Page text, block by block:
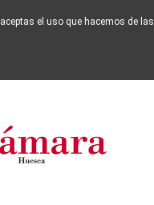
el uso que hacemos de las